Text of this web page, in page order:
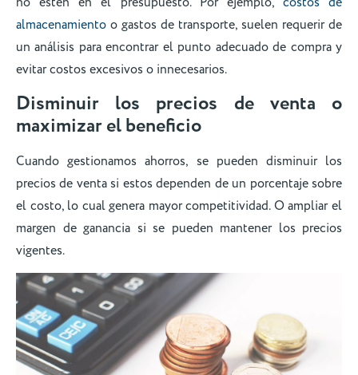
almacenamiento o gastos de transporte, suelen requerir de
un análisis para encontrar el punto adecuado de compra y
evitar costos excesivos o innecesarios.
Disminuir los precios de venta o
maximizar el beneficio
Cuando gestionamos ahorros, se pueden disminuir los
precios de venta si estos dependen de un porcentaje sobre
el costo, lo cual genera mayor competitividad. O ampliar el
margen de ganancia si se pueden mantener los precios
vigentes.